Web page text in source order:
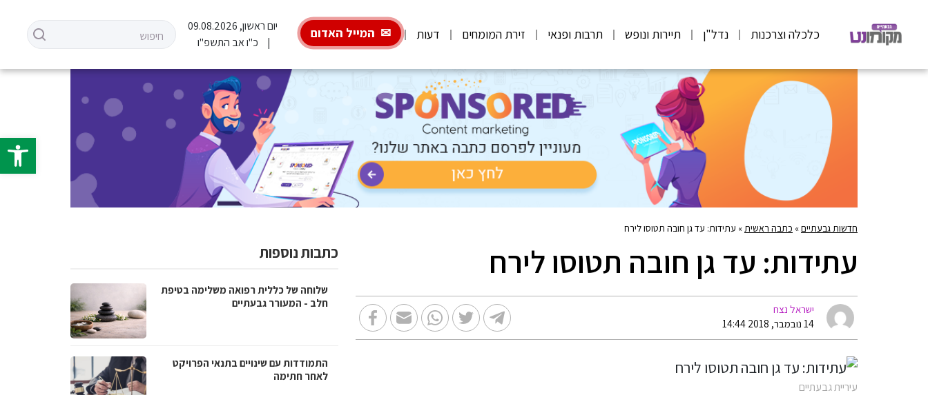
פתח
כלכלה וצרכנות נדל"ן תיירות ונופש תרבות ופנאי זירת המומחים דעות המייל האדום
יום ראשון, 09.08.2026
כ"ו אב התשפ"ו
חדשות גבעתיים» כתבה ראשית » עתידות: עד גן חובה תטוסו לירח
עתידות: עד גן חובה תטוסו לירח
ישראל נצח
14 נובמבר, 2018 14:44
עיריית גבעתיים
כתבות נוספות
שלוחה של כללית רפואה משלימה בטיפת
חלב - המעורר גבעתיים
התמודדות עם שינויים בתנאי הפרויקט
לאחר חתימה